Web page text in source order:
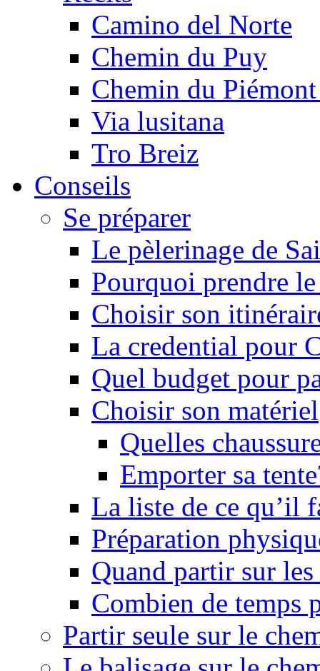
Camino del Norte
Chemin du Puy
Chemin du
Via lusitana
Tro Breiz
Conseils
Se préparer
Le pèlerinage de
Pourquoi prendre
Choisir son
La credential pour
Quel budget pour
Choisir son matériel
Quelles
Emporter sa
La liste de ce qu’il
Préparation
Quand partir sur
Combien de
Partir seule sur le